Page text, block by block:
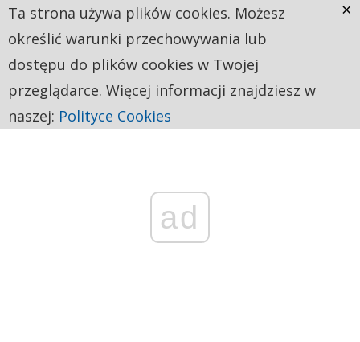
ad
Ta strona używa plików cookies. Możesz
określić warunki przechowywania lub
dostępu do plików cookies w Twojej
przeglądarce. Więcej informacji znajdziesz w
naszej: Polityce Cookies
×